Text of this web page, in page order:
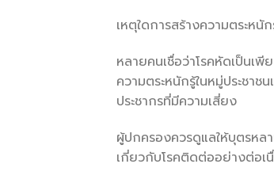
เหตุใดการสร้างความตระห
หลายคนเชื่อว่าโรคหัดเป็นเ
ความตระหนักรู้ในหมู่ประชา
ประชากรที่มีความเสี่ยง
ผู้ปกครองควรดูแลให้บุตรหล
เกี่ยวกับโรคติดต่ออย่างต่อเ